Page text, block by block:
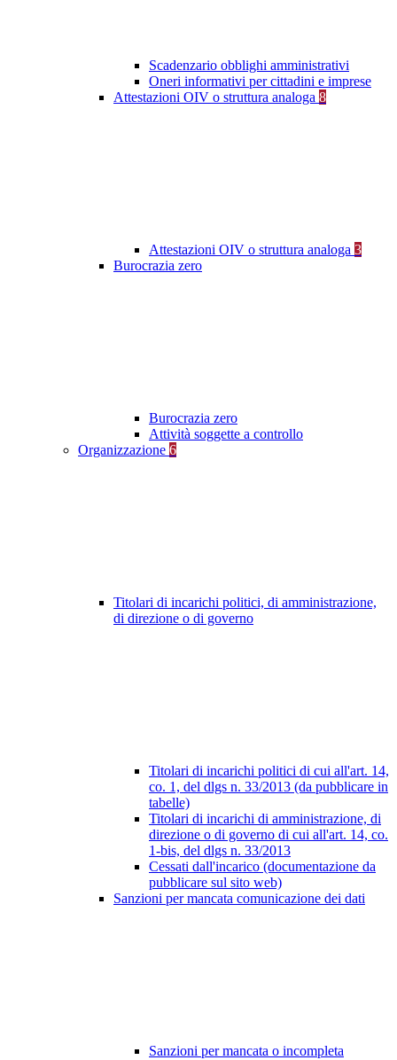
Scadenzario obblighi amministrativi
Oneri informativi per cittadini e imprese
Attestazioni OIV o struttura analoga 8
Attestazioni OIV o struttura analoga 3
Burocrazia zero
Burocrazia zero
Attività soggette a controllo
Organizzazione 6
Titolari di incarichi politici, di amministrazione,
di direzione o di governo
Titolari di incarichi politici di cui all'art. 14,
co. 1, del dlgs n. 33/2013 (da pubblicare in
tabelle)
Titolari di incarichi di amministrazione, di
direzione o di governo di cui all'art. 14, co.
1-bis, del dlgs n. 33/2013
Cessati dall'incarico (documentazione da
pubblicare sul sito web)
Sanzioni per mancata comunicazione dei dati
Sanzioni per mancata o incompleta